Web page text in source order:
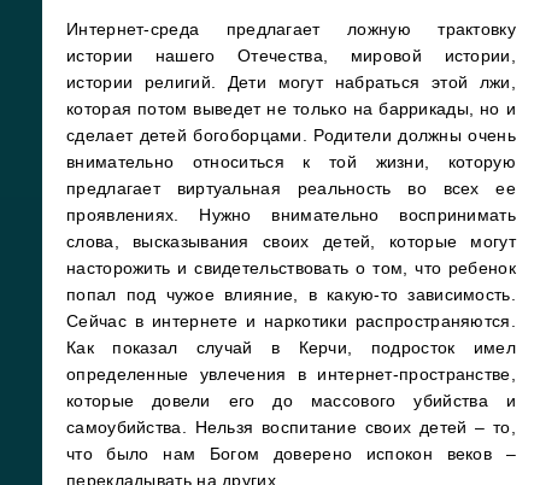
Интернет-среда предлагает ложную трактовку
истории нашего Отечества, мировой истории,
истории религий. Дети могут набраться этой лжи,
которая потом выведет не только на баррикады, но и
сделает детей богоборцами. Родители должны очень
внимательно относиться к той жизни, которую
предлагает виртуальная реальность во всех ее
проявлениях. Нужно внимательно воспринимать
слова, высказывания своих детей, которые могут
насторожить и свидетельствовать о том, что ребенок
попал под чужое влияние, в какую-то зависимость.
Сейчас в интернете и наркотики распространяются.
Как показал случай в Керчи, подросток имел
определенные увлечения в интернет-пространстве,
которые довели его до массового убийства и
самоубийства. Нельзя воспитание своих детей – то,
что было нам Богом доверено испокон веков –
перекладывать на других.